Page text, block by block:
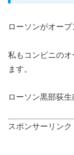
ローソンがオー
私もコンビニの
ます。
ローソン黒部荻
スポンサーリンク